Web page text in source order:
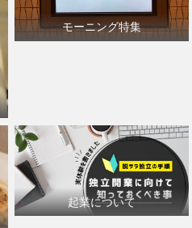
モーニング特集
起業について